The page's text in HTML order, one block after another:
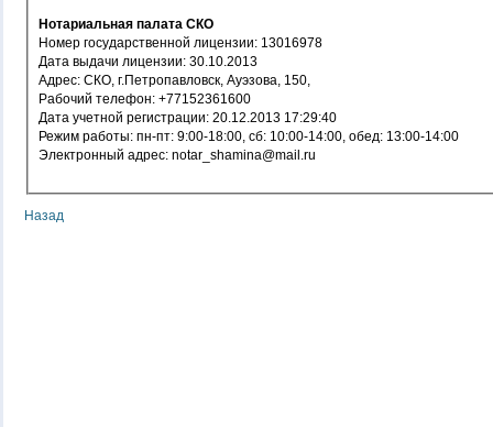
Нотариальная палата СКО
Номер государственной лицензии: 13016978
Дата выдачи лицензии: 30.10.2013
Адрес: СКО, г.Петропавловск, Ауэзова, 150,
Рабочий телефон: +77152361600
Дата учетной регистрации: 20.12.2013 17:29:40
Режим работы: пн-пт: 9:00-18:00, сб: 10:00-14:00, обед: 13:00-14:00
Электронный адрес: notar_shamina@mail.ru
Назад